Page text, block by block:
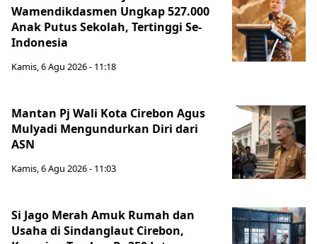
Wamendikdasmen Ungkap 527.000
Anak Putus Sekolah, Tertinggi Se-
Indonesia
Kamis, 6 Agu 2026 - 11:18
Mantan Pj Wali Kota Cirebon Agus
Mulyadi Mengundurkan Diri dari
ASN
Kamis, 6 Agu 2026 - 11:03
Si Jago Merah Amuk Rumah dan
Usaha di Sindanglaut Cirebon,